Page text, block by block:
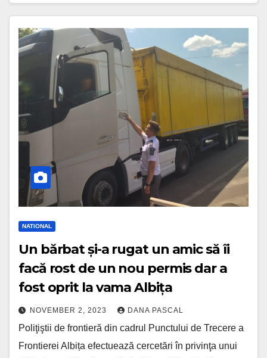
NATIONAL
Un bărbat și-a rugat un amic să îi
facă rost de un nou permis dar a
fost oprit la vama Albița
NOVEMBER 2, 2023 DANA PASCAL
Poliţiştii de frontieră din cadrul Punctului de Trecere a
Frontierei Albița efectuează cercetări în privinţa unui